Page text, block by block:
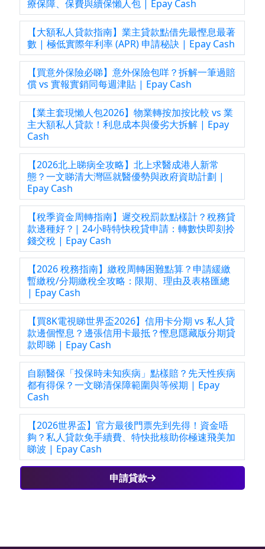
療保障、保費與續保懶人包 | Epay Cash
【大額私人貸款指南】業主貸款點借先最慳息最著
數 | 極低實際年利率 (APR) 申請秘訣 | Epay Cash
【買意外保險必睇】意外保險包咩？拆解一筆過賠
償 vs 實報實銷同每週津貼 | Epay Cash
【業主套現懶人包2026】物業轉按加按比較 vs 業
主大額私人貸款！利息成本與優劣大拆解 | Epay
Cash
【2026北上睇病全攻略】北上求醫成港人新常
態？一文睇清大灣區就醫優勢與政府資助計劃 |
Epay Cash
【稅季資金周轉指南】遲交稅罰款點樣計？稅務貸
款邊種好？| 24小時特快稅貸申請：轉數快即刻拎
錢交稅 | Epay Cash
【2026 稅務指南】繳稅周轉困難點算？申請緩繳
暫繳稅/分期繳稅全攻略：限期、理由及表格匯總
| Epay Cash
【買8K電視睇世界盃2026】信用卡分期 vs 私人貸
款邊個慳息？邊張信用卡最抵？慳息隱藏版分期貸
款即睇 | Epay Cash
自願醫保「投保時未知疾病」點樣賠？先天性疾病
都有得保？一文睇清保障範圍與等候期 | Epay
Cash
【2026世界盃】官方最後門票先到先得！資金唔
夠？私人貸款免手續費、特快批核助你極速飛美加
睇波 | Epay Cash
申請貸款